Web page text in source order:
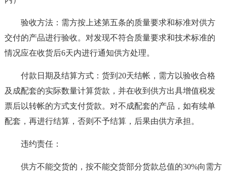
验收方法：需方按上述第五条的质量要求和标准对供方
交付的产品进行验收。对发现不符合质量要求和技术标准的
情况应在收货后6天内进行通知供方处理。
付款日期及结算方式：货到20天结帐，需方以验收合格
及成配套的实际数量计算货款，并在收到供方出具增值税发
票后以转帐的方式支付货款。对不成配套的产品，如有续单
配套，再进行结算，否则不予结算，后果由供方承担。
违约责任：
供方不能交货的，按不能交货部分货款总值的30%向需方